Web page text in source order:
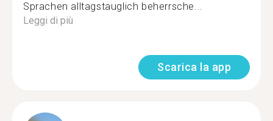
Sprachen alltagstauglich beherrsche...
Leggi di più
Scarica la app